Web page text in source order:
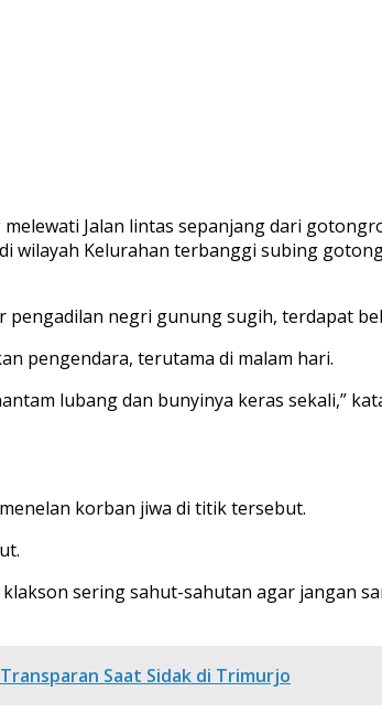
melewati Jalan lintas sepanjang dari
wilayah Kelurahan terbanggi subing
negri gunung sugih, terdapat
pengendara, terutama di malam hari.
lubang dan bunyinya keras sekali,”
korban jiwa di titik tersebut.
sering sahut-sahutan agar jangan
Saat Sidak di Trimurjo